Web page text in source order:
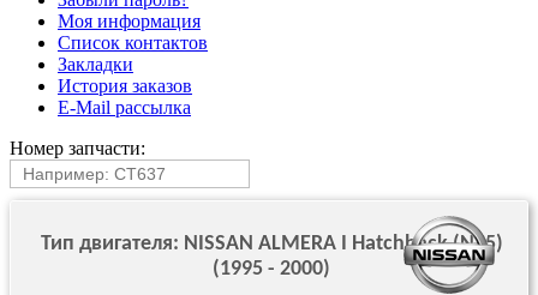
Моя информация
Список контактов
Закладки
История заказов
E-Mail рассылка
Номер запчасти:
Тип двигателя: NISSAN ALMERA I Hatchback (N15)
(1995 - 2000)